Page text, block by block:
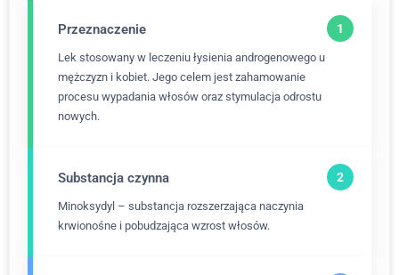
Przeznaczenie
Lek stosowany w leczeniu łysienia androgenowego u
mężczyzn i kobiet. Jego celem jest zahamowanie
procesu wypadania włosów oraz stymulacja odrostu
nowych.
Substancja czynna
Minoksydyl – substancja rozszerzająca naczynia
krwionośne i pobudzająca wzrost włosów.